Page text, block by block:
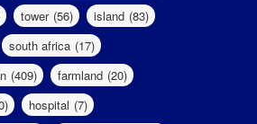
tower (56) island (83)
south africa (17)
(409) farmland (20)
hospital (7)